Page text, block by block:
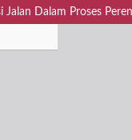
Dalam Proses